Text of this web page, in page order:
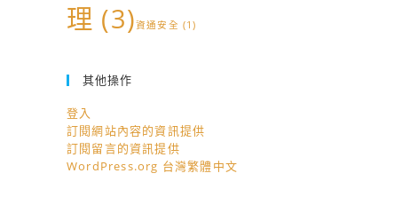
理 (3)資通安全 (1)
其他操作
登入
訂閱網站內容的資訊提供
訂閱留言的資訊提供
WordPress.org 台灣繁體中文